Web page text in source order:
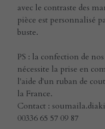
avec le contraste des
pièce est personnalisé
buste.
PS : la confection de
nécessite la prise en
l'aide d'un ruban de
la France.
Contact :
00336 65 57 09 87